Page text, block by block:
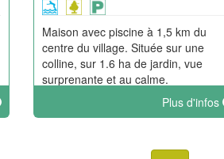
Maison avec piscine à 1,5 km du
centre du village. Située sur une
colline, sur 1.6 ha de jardin, vue
surprenante et au calme.
Plus d'infos